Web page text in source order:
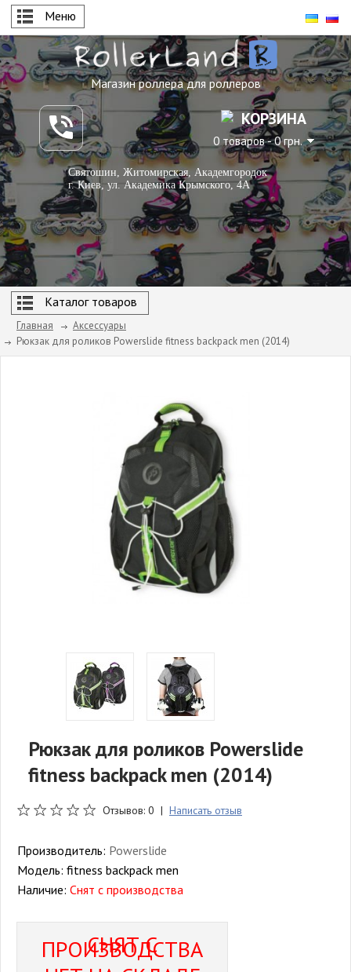
Меню
Магазин роллера для роллеров
КОРЗИНА
0 товаров - 0 грн.
Святошин, Житомирская, Академгородок
г. Киев, ул. Академика Крымского, 4А
Каталог товаров
Главная
Аксессуары
Рюкзак для роликов Powerslide fitness backpack men (2014)
Рюкзак для роликов Powerslide
fitness backpack men (2014)
Отзывов: 0 | Написать отзыв
Производитель: Powerslide
Модель: fitness backpack men
Наличие: Снят с производства
СНЯТ С
ПРОИЗВОДСТВА